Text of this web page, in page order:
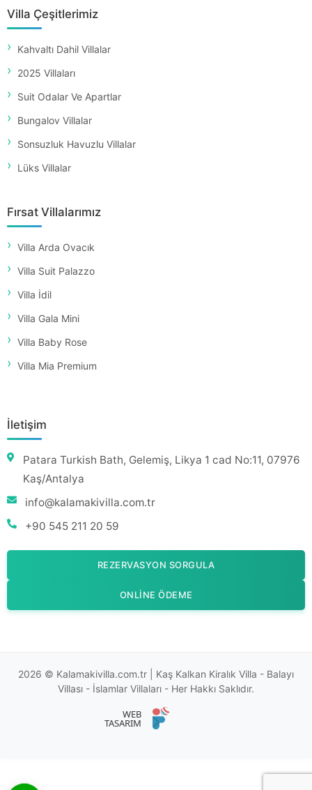
Villa Çeşitlerimiz
Kahvaltı Dahil Villalar
2025 Villaları
Suit Odalar Ve Apartlar
Bungalov Villalar
Sonsuzluk Havuzlu Villalar
Lüks Villalar
Fırsat Villalarımız
Villa Arda Ovacık
Villa Suit Palazzo
Villa İdil
Villa Gala Mini
Villa Baby Rose
Villa Mia Premium
İletişim
Patara Turkish Bath, Gelemiş, Likya 1 cad No:11, 07976
Kaş/Antalya
info@kalamakivilla.com.tr
+90 545 211 20 59
REZERVASYON SORGULA
ONLINE ÖDEME
2026 © Kalamakivilla.com.tr | Kaş Kalkan Kiralık Villa - Balayı
Villası - İslamlar Villaları - Her Hakkı Saklıdır.